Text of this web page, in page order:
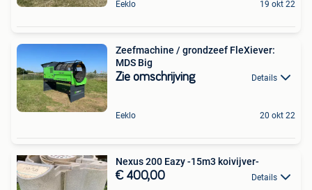
Eeklo 19 okt 22
Zeefmachine / grondzeef FleXiever:
MDS Big
Zie omschrijving Details
Eeklo 20 okt 22
Nexus 200 Eazy -15m3 koivijver-
€ 400,00 Details